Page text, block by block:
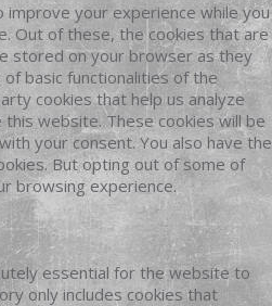
your experience while you
Out of these, the cookies that are
stored on your browser as they
basic functionalities of the
cookies that help us analyze
website. These cookies will be
your consent. You also have the
But opting out of some of
browsing experience.
essential for the website to
only includes cookies that